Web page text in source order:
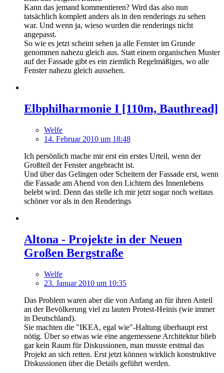
Kann das jemand kommentieren? Wird das also nun
tatsächlich komplett anders als in den renderings zu sehen
war. Und wenn ja, wieso wurden die renderings nicht
angepasst.
So wie es jetzt scheint sehen ja alle Fenster im Grunde
genommen nahezu gleich aus. Statt einem organischen Muster
auf der Fassade gibt es ein ziemlich Regelmäßiges, wo alle
Fenster nahezu gleich aussehen.
Elbphilharmonie I [110m, Bauthread]
Welfe
14. Februar 2010 um 18:48
Ich persönlich mache mir erst ein erstes Urteil, wenn der
Großteil der Fenster angebracht ist.
Und über das Gelingen oder Scheitern der Fassade erst, wenn
die Fassade am Abend von den Lichtern des Innenlebens
belebt wird. Denn das stelle ich mir jetzt sogar noch weitaus
schöner vor als in den Renderings
Altona - Projekte in der Neuen
Großen Bergstraße
Welfe
23. Januar 2010 um 10:35
Das Problem waren aber die von Anfang an für ihren Anteil
an der Bevölkerung viel zu lauten Protest-Heinis (wie immer
in Deutschland).
Sie machten die "IKEA, egal wie"-Haltung überhaupt erst
nötig. Über so etwas wie eine angemessene Architektur blieb
gar kein Raum für Diskussionen, man musste erstmal das
Projekt an sich retten. Erst jetzt können wirklich konstruktive
Diskussionen über die Details geführt werden.